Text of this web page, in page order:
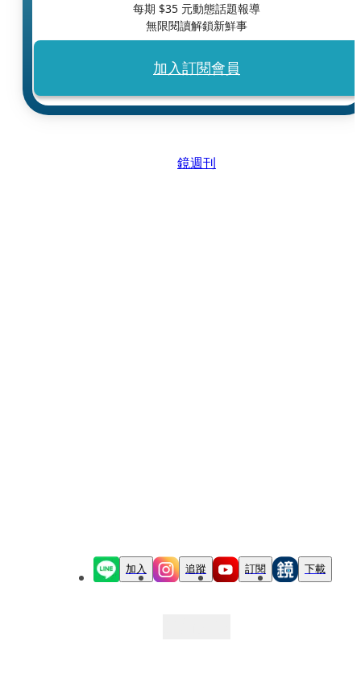
每期 $35 元動態話題報導
無限閱讀解鎖新鮮事
加入訂閱會員
鏡週刊
加入 追蹤 訂閱 下載